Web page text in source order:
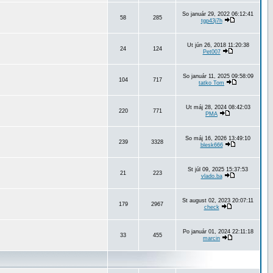
58 285
So január 29, 2022 06:12:41
tgp43j7h
24 124
Ut jún 26, 2018 11:20:38
Pet007
104 717
So január 11, 2025 09:58:09
tatko Tom
220 771
Ut máj 28, 2024 08:42:03
PMA
239 3328
So máj 16, 2026 13:49:10
blesk666
21 223
St júl 09, 2025 15:37:53
vlado.ba
179 2967
St august 02, 2023 20:07:11
check
33 455
Po január 01, 2024 22:11:18
marcin